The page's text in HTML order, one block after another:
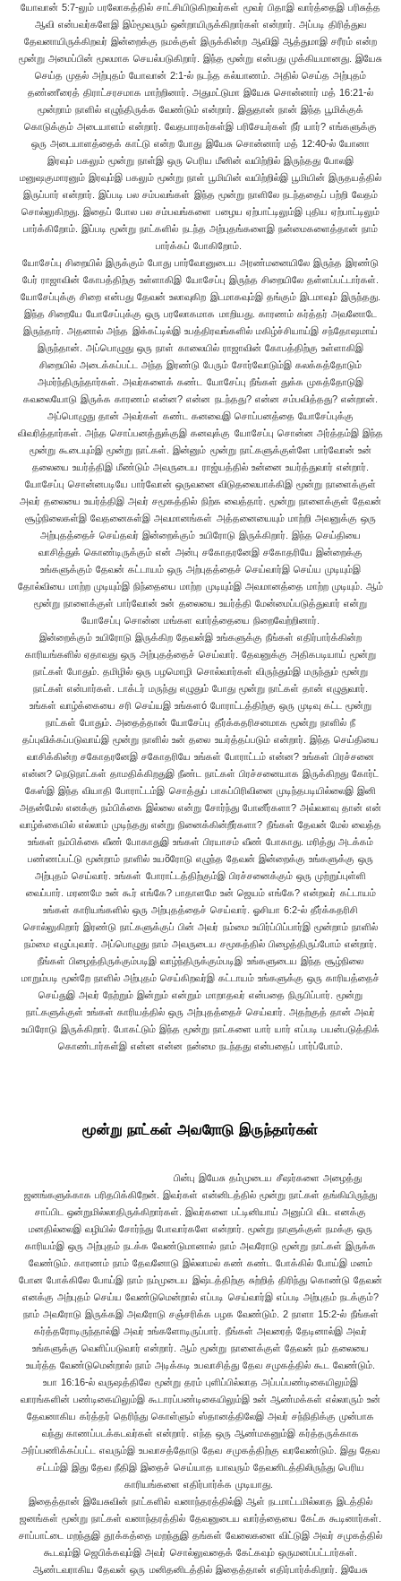
யோவான் 5:7-லும் பரலோகத்தில் சாட்சியிடுகிறவர்கள் மூவர் பிதாஇ வார்த்தைஇ பரிசுத்த
ஆவி என்பவர்களேஇ இம்மூவரும் ஒன்றாயிருக்கிறார்கள் என்றார். அப்படி திரித்துவ
தேவனாயிருக்கிறவர் இன்றைக்கு நமக்குள் இருக்கின்ற ஆவிஇ ஆத்துமாஇ சரீரம் என்ற
மூன்று அமைப்பின் மூலமாக செயல்படுகிறார். இந்த மூன்று என்பது முக்கியமானது. இயேசு
செய்த முதல் அற்புதம் யோவான் 2:1-ல் நடந்த கல்யாணம். அதில் செய்த அற்புதம்
தண்ணீரைத் திராட்சரசமாக மாற்றினார். அதுமட்டுமா இயேசு சொன்னார் மத் 16:21-ல்
மூன்றாம் நாளில் எழுந்திருக்க வேண்டும் என்றார். இதுதான் நான் இந்த பூமிக்குக்
கொடுக்கும் அடையாளம் என்றார். வேதபாரகர்கள்இ பரிசேயர்கள் நீர் யார்? எங்களுக்கு
ஒரு அடையாளத்தைக் காட்டு என்ற போது இயேசு சொன்னார் மத் 12:40-ல் யோனா
இரவும் பகலும் மூன்று நாள்இ ஒரு பெரிய மீனின் வயிற்றில் இருந்தது போலஇ
மனுஷகுமாரனும் இரவும்இ பகலும் மூன்று நாள் பூமியின் வயிற்றில்இ பூமியின் இருதயத்தில்
இருப்பார் என்றார். இப்படி பல சம்பவங்கள் இந்த மூன்று நாளிலே நடந்ததைப் பற்றி வேதம்
சொல்லுகிறது. இதைப் போல பல சம்பவங்களை பழைய ஏற்பாட்டிலும்இ புதிய ஏற்பாட்டிலும்
பார்க்கிறோம். இப்படி மூன்று நாட்களில் நடந்த அற்புதங்களைஇ நன்மைகளைத்தான் நாம்
பார்க்கப் போகிறோம்.
யோசேப்பு சிறையில் இருக்கும் போது பார்வோனுடைய அரண்மனையிலே இருந்த இரண்டு
பேர் ராஜாவின் கோபத்திற்கு உள்ளாகிஇ யோசேப்பு இருந்த சிறையிலே தள்ளப்பட்டார்கள்.
யோசேப்புக்கு சிறை என்பது தேவன் உலாவுகிற இடமாகவும்இ தங்கும் இடமாவும் இருந்தது.
இந்த சிறையே யோசேப்புக்கு ஒரு பரலோகமாக மாறியது. காரணம் கர்த்தர் அவனோடே
இருந்தார். அதனால் அந்த இக்கட்டில்இ உபத்திரவங்களில் மகிழ்ச்சியாய்இ சந்தோஷமாய்
இருந்தான். அப்பொழுது ஒரு நாள் காலையில் ராஜாவின் கோபத்திற்கு உள்ளாகிஇ
சிறையில் அடைக்கப்பட்ட அந்த இரண்டு பேரும் சோர்வோடும்இ கலக்கத்தோடும்
அமர்ந்திருந்தார்கள். அவர்களைக் கண்ட யோசேப்பு நீங்கள் துக்க முகத்தோடுஇ
கவலையோடு இருக்க காரணம் என்ன? என்ன நடந்தது? என்ன சம்பவித்தது? என்றான்.
அப்பொழுது தான் அவர்கள் கண்ட கனவைஇ சொப்பனத்தை யோசேப்புக்கு
விவரித்தார்கள். அந்த சொப்பனத்துக்குஇ கனவுக்கு யோசேப்பு சொன்ன அர்த்தம்இ இந்த
மூன்று கூடையும்இ மூன்று நாட்கள். இன்னும் மூன்று நாட்களுக்குள்ளே பார்வோன் உன்
தலையை உயர்த்திஇ மீண்டும் அவருடைய ராஜ்யத்தில் உன்னை உயர்த்துவார் என்றார்.
யோசேப்பு சொன்னபடியே பார்வோன் ஒருவனை விடுதலையாக்கிஇ மூன்று நாளைக்குள்
அவர் தலையை உயர்த்திஇ அவர் சமூகத்தில் நிற்க வைத்தார். மூன்று நாளைக்குள் தேவன்
சூழ்நிலைகள்இ வேதனைகள்இ அவமானங்கள் அத்தனையையும் மாற்றி அவனுக்கு ஒரு
அற்புதத்தைச் செய்தவர் இன்றைக்கும் உயிரோடு இருக்கிறார். இந்த செய்தியை
வாசித்துக் கொண்டிருக்கும் என் அன்பு சகோதரனேஇ சகோதரியே இன்றைக்கு
உங்களுக்கும் தேவன் கட்டாயம் ஒரு அற்புதத்தைச் செய்வார்இ செய்ய முடியும்இ
தோல்வியை மாற்ற முடியும்இ நிந்தையை மாற்ற முடியும்இ அவமானத்தை மாற்ற முடியும். ஆம்
மூன்று நாளைக்குள் பார்வோன் உன் தலையை உயர்த்தி மேன்மைப்படுத்துவார் என்று
யோசேப்பு சொன்ன மங்கள வார்த்தையை நிறைவேற்றினார்.
இன்றைக்கும் உயிரோடு இருக்கிற தேவன்இ உங்களுக்கு நீங்கள் எதிர்பார்க்கின்ற
காரியங்களில் ஏதாவது ஒரு அற்புதத்தைச் செய்வார். தேவனுக்கு அதிகபடியாய் மூன்று
நாட்கள் போதும். தமிழில் ஒரு பழமொழி சொல்வார்கள் விருந்தும்இ மருந்தும் மூன்று
நாட்கள் என்பார்கள். டாக்டர் மருந்து எழுதும் போது மூன்று நாட்கள் தான் எழுதுவார்.
உங்கள் வாழ்க்கையை சரி செய்யஇ உங்களó போராட்டத்திற்கு ஒரு முடிவு கட்ட மூன்று
நாட்கள் போதும். அதைத்தான் யோசேப்பு தீர்க்கதரிசனமாக மூன்று நாளில் நீ
தப்புவிக்கப்படுவாய்இ மூன்று நாளில் உன் தலை உயர்த்தப்படும் என்றார். இந்த செய்தியை
வாசிக்கின்ற சகோதரனேஇ சகோதரியே உங்கள் போராட்டம் என்ன? உங்கள் பிரச்சனை
என்ன? நெடுநாட்கள் தாமதிக்கிறதுஇ நீண்ட நாட்கள் பிரச்சனையாக இருக்கிறது கோர்ட்
கேஸ்இ இந்த வியாதி போராட்டம்இ சொத்துப் பாகப்பிரிவினை முடிந்தபடியில்லைஇ இனி
அதன்மேல் எனக்கு நம்பிக்கை இல்லை என்று சோர்ந்து போனீர்களா? அவ்வளவு தான் என்
வாழ்க்கையில் எல்லாம் முடிந்தது என்று நினைக்கின்றீர்களா? நீங்கள் தேவன் மேல் வைத்த
உங்கள் நம்பிக்கை வீண் போகாதுஇ உங்கள் பிரயாசம் வீண் போகாது. மரித்து அடக்கம்
பண்ணப்பட்டு மூன்றாம் நாளில் உயõரோடு எழுந்த தேவன் இன்றைக்கு உங்களுக்கு ஒரு
அற்புதம் செய்வார். உங்கள் போராட்டத்திற்கும்இ பிரச்சனைக்கும் ஒரு முற்றுப்புள்ளி
வைப்பார். மரணமே உன் கூர் எங்கே? பாதாளமே உன் ஜெயம் எங்கே? என்றவர் கட்டாயம்
உங்கள் காரியங்களில் ஒரு அற்புதத்தைச் செய்வார். ஓசியா 6:2-ல் தீர்க்கதரிசி
சொல்லுகிறார் இரண்டு நாட்களுக்குப் பின் அவர் நம்மை உயிர்ப்பிப்பார்இ மூன்றாம் நாளில்
நம்மை எழுப்புவார். அப்பொழுது நாம் அவருடைய சமூகத்தில் பிழைத்திருப்போம் என்றார்.
நீங்கள் பிழைத்திருக்கும்படிஇ வாழ்ந்திருக்கும்படிஇ உங்களுடைய இந்த சூழ்நிலை
மாறும்படி மூன்றே நாளில் அற்புதம் செய்கிறவர்இ கட்டாயம் உங்களுக்கு ஒரு காரியத்தைச்
செய்துஇ அவர் நேற்றும் இன்றும் என்றும் மாறாதவர் என்பதை நிருபிப்பார். மூன்று
நாட்களுக்குள் உங்கள் காரியத்தில் ஒரு அற்புதத்தைச் செய்வார். அதற்குத் தான் அவர்
உயிரோடு இருக்கிறார். போகட்டும் இந்த மூன்று நாட்களை யார் யார் எப்படி பயன்படுத்திக்
கொண்டார்கள்இ என்ன என்ன நன்மை நடந்தது என்பதைப் பார்ப்போம்.
மூன்று நாட்கள் அவரோடு இருந்தார்கள்
பின்பு இயேசு தம்முடைய சீஷர்களை அழைத்து
ஜனங்களுக்காக பரிதபிக்கிறேன். இவர்கள் என்னிடத்தில் மூன்று நாட்கள் தங்கியிருந்து
சாப்பிட ஒன்றுமில்லாதிருக்கிறார்கள். இவர்களை பட்டினியாய் அனுப்பி விட எனக்கு
மனதில்லைஇ வழியில் சோர்ந்து போவார்களே என்றார். மூன்று நாளுக்குள் நமக்கு ஒரு
காரியம்இ ஒரு அற்புதம் நடக்க வேண்டுமானால் நாம் அவரோடு மூன்று நாட்கள் இருக்க
வேண்டும். காரணம் நாம் தேவனோடு இல்லாமல் கண் கண்ட போக்கில் போய்இ மனம்
போன போக்கிலே போய்இ நாம் நம்முடைய இஷ்டத்திற்கு சுற்றித் திரிந்து கொண்டு தேவன்
எனக்கு அற்புதம் செய்ய வேண்டுமென்றால் எப்படி செய்வார்இ எப்படி அற்புதம் நடக்கும்?
நாம் அவரோடு இருக்கஇ அவரோடு சஞ்சரிக்க பழக வேண்டும். 2 நாளா 15:2-ல் நீங்கள்
கர்த்தரோடிருந்தால்இ அவர் உங்களோடிருப்பார். நீங்கள் அவரைத் தேடினால்இ அவர்
உங்களுக்கு வெளிப்படுவார் என்றார். ஆம் மூன்று நாளைக்குள் தேவன் நம் தலையை
உயர்த்த வேண்டுமென்றால் நாம் அடிக்கடி உபவாசித்து தேவ சமுகத்தில் கூட வேண்டும்.
உபா 16:16-ல் வருஷத்திலே மூன்று தரம் புளிப்பில்லாத அப்பப்பண்டிகையிலும்இ
வாரங்களின் பண்டிகையிலும்இ கூடாரப்பண்டிகையிலும்இ உன் ஆண்மக்கள் எல்லாரும் உன்
தேவனாகிய கர்த்தர் தெரிந்து கொள்ளும் ஸ்தானத்திலேஇ அவர் சந்நிதிக்கு முன்பாக
வந்து காணப்படக்கடவர்கள் என்றார். எந்த ஒரு ஆண்மகனும்இ கர்த்தருக்காக
அர்ப்பணிக்கப்பட்ட எவரும்இ உபவாசத்தோடு தேவ சமுகத்திற்கு வரவேண்டும். இது தேவ
சட்டம்இ இது தேவ நீதிஇ இதைச் செய்யாத யாவரும் தேவனிடத்திலிருந்து பெரிய
காரியங்களை எதிர்பார்க்க முடியாது.
இதைத்தான் இயேசுவின் நாட்களில் வனாந்தரத்தில்இ ஆள் நடமாட்டமில்லாத இடத்தில்
ஜனங்கள் மூன்று நாட்கள் வனாந்தரத்தில் தேவனுடைய வார்த்தையை கேட்க கூடினார்கள்.
சாப்பாட்டை மறந்துஇ தூக்கத்தை மறந்துஇ தங்கள் வேலைகளை விட்டுஇ அவர் சமுகத்தில்
கூடவும்இ ஜெபிக்கவும்இ அவர் சொல்லுவதைக் கேட்கவும் ஒருமனப்பட்டார்கள்.
ஆண்டவராகிய தேவன் ஒரு மனிதனிடத்தில் இதைத்தான் எதிர்பார்க்கிறார். இயேசு